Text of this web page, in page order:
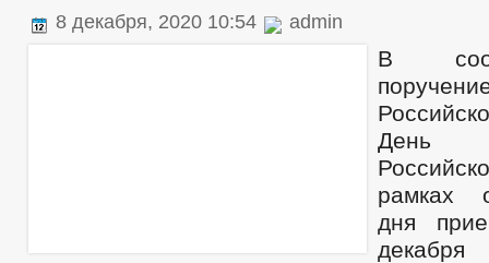
8 декабря, 2020 10:54 admin
В
День
рамках
дня